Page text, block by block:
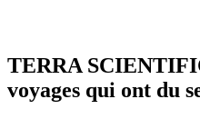
TERRA
voyages qui ont du